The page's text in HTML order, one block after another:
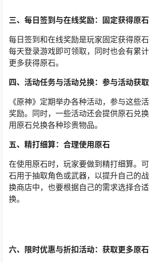
三、每日签到与在线奖励：固定获得原
每日签到和在线奖励是玩家固定获得原
每天登录游戏即可领取，同时也会有累
更多获得原石。
四、活动任务与活动兑换：参与活动获
《原神》定期举办各种活动，参与这些
奖励。同时，一些活动还会提供原石兑
用原石兑换各种珍贵物品。
五、精打细算：合理使用原石
在使用原石时，玩家要做到精打细算。
石用于抽取角色或武器，以提升自己的
换商店中，也要根据自己的需求选择合
换。
六、限时优惠与折扣活动：获取更多原